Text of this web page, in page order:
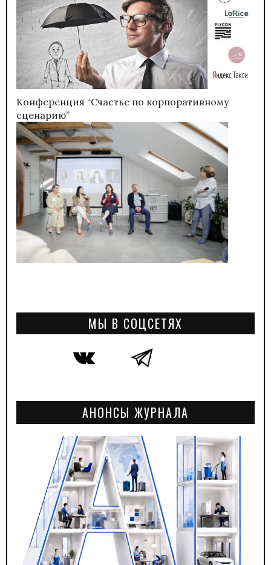
Конференция “Счастье по корпоративному
сценарию”
МЫ В СОЦСЕТЯХ
АНОНСЫ ЖУРНАЛА